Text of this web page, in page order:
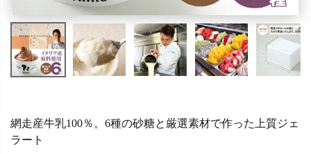
網走産牛乳100％。6種の砂糖と厳選素材で作った上質ジェ
ラート